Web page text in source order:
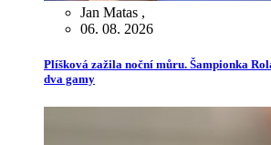
Jan Matas ,
06. 08. 2026
Plíšková zažila noční můru. Šampionka
dva gamy